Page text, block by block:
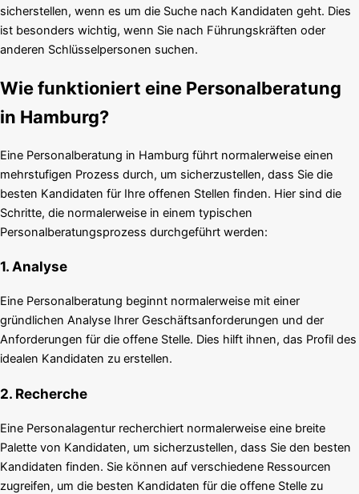
sicherstellen, wenn es um die Suche nach Kandidaten geht. Dies
ist besonders wichtig, wenn Sie nach Führungskräften oder
anderen Schlüsselpersonen suchen.
Wie funktioniert eine Personalberatung
in Hamburg?
Eine Personalberatung in Hamburg führt normalerweise einen
mehrstufigen Prozess durch, um sicherzustellen, dass Sie die
besten Kandidaten für Ihre offenen Stellen finden. Hier sind die
Schritte, die normalerweise in einem typischen
Personalberatungsprozess durchgeführt werden:
1. Analyse
Eine Personalberatung beginnt normalerweise mit einer
gründlichen Analyse Ihrer Geschäftsanforderungen und der
Anforderungen für die offene Stelle. Dies hilft ihnen, das Profil des
idealen Kandidaten zu erstellen.
2. Recherche
Eine Personalagentur recherchiert normalerweise eine breite
Palette von Kandidaten, um sicherzustellen, dass Sie den besten
Kandidaten finden. Sie können auf verschiedene Ressourcen
zugreifen, um die besten Kandidaten für die offene Stelle zu